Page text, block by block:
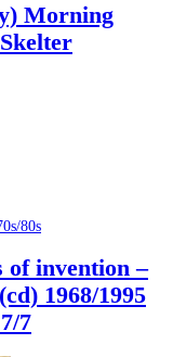
Morning
80s
of invention –
1968/1995
7